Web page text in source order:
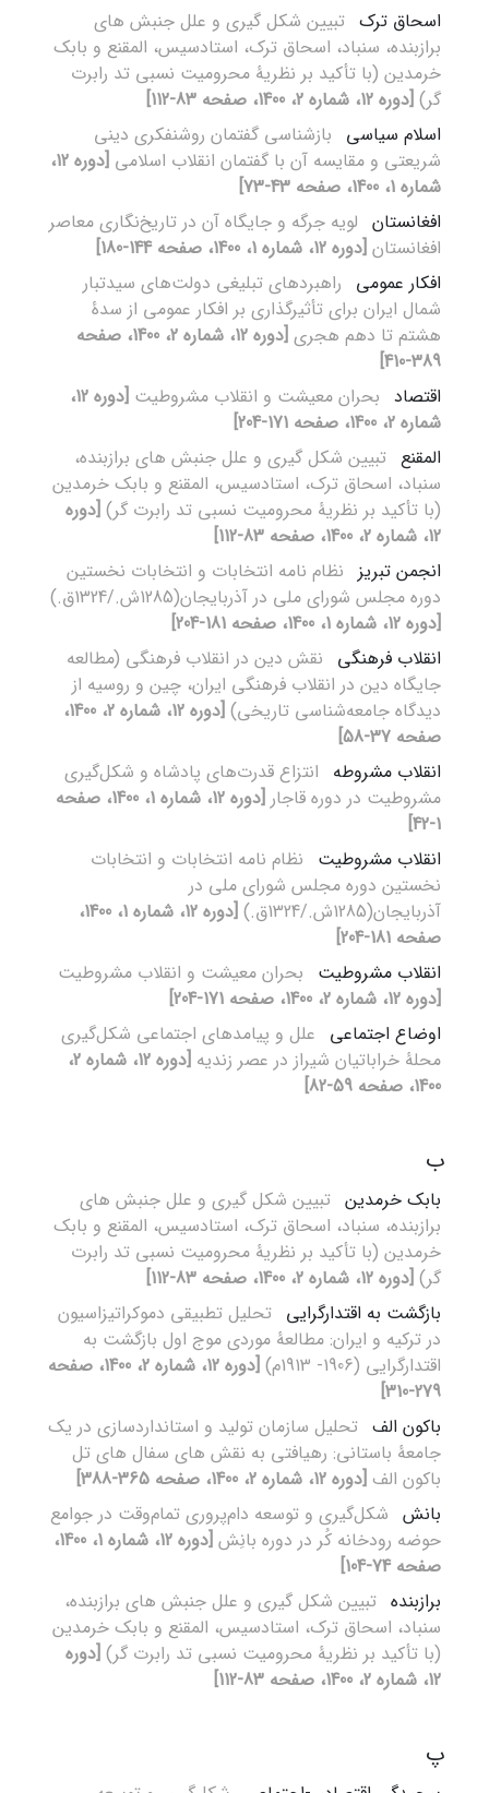
اسحاق ترک تبیین شکل گیری و علل جنبش های
برازبنده، سنباد، اسحاق ترک، استادسیس، المقنع و بابک
خرمدین (با تأکید بر نظریۀ محرومیت نسبی تد رابرت
گر) [دوره 12، شماره 2، 1400، صفحه 83-112]
اسلام سیاسی بازشناسی گفتمان روشنفکری دینی
شریعتی و مقایسه آن با گفتمان انقلاب اسلامی
[دوره 12،
شماره 1، 1400، صفحه 43-73]
افغانستان لویه جرگه‌ و جایگاه آن در تاریخ‌نگاری معاصر
افغانستان [دوره 12، شماره 1، 1400، صفحه 144-180]
افکار عمومی راهبردهای تبلیغی دولت‌های سیدتبار
شمال ایران برای تأثیرگذاری بر افکار عمومی از سدۀ
هشتم تا دهم هجری
[دوره 12، شماره 2، 1400، صفحه
389-410]
اقتصاد بحران معیشت و انقلاب مشروطیت
[دوره 12،
شماره 2، 1400، صفحه 171-204]
المقنع تبیین شکل گیری و علل جنبش های برازبنده،
سنباد، اسحاق ترک، استادسیس، المقنع و بابک خرمدین
(با تأکید بر نظریۀ محرومیت نسبی تد رابرت گر) [دوره
12، شماره 2، 1400، صفحه 83-112]
انجمن تبریز نظام نامه انتخابات و انتخابات نخستین
دوره مجلس شورای ملی در آذربایجان(1285ش./1324ق.)
[دوره 12، شماره 1، 1400، صفحه 181-204]
انقلاب ‌فرهنگی نقش دین در انقلاب فرهنگی (مطالعه
جایگاه دین در انقلاب فرهنگی ایران، چین و روسیه از
دیدگاه جامعه‌شناسی ‌تاریخی)‌
[دوره 12، شماره 2، 1400،
صفحه 37-58]
انقلاب مشروطه انتزاع قدرت‌های پادشاه و شکل‌گیری
مشروطیت در دوره قاجار
[دوره 12، شماره 1، 1400، صفحه
1-42]
انقلاب مشروطیت نظام نامه انتخابات و انتخابات
نخستین دوره مجلس شورای ملی در
آذربایجان(1285ش./1324ق.)
[دوره 12، شماره 1، 1400،
صفحه 181-204]
انقلاب مشروطیت بحران معیشت و انقلاب مشروطیت
[دوره 12، شماره 2، 1400، صفحه 171-204]
اوضاع اجتماعی علل و پیامدهای اجتماعی شکل‌گیری
محلۀ خراباتیان شیراز در عصر زندیه
[دوره 12، شماره 2،
1400، صفحه 59-82]
ب
بابک خرمدین تبیین شکل گیری و علل جنبش های
برازبنده، سنباد، اسحاق ترک، استادسیس، المقنع و بابک
خرمدین (با تأکید بر نظریۀ محرومیت نسبی تد رابرت
گر) [دوره 12، شماره 2، 1400، صفحه 83-112]
بازگشت به اقتدارگرایی تحلیل تطبیقی دموکراتیزاسیون
در ترکیه و ایران: مطالعۀ موردی موج اول بازگشت به
اقتدارگرایی (1906- 1913م)
[دوره 12، شماره 2، 1400، صفحه
279-310]
باکون الف تحلیل سازمان تولید و استانداردسازی در یک
جامعۀ باستانی: رهیافتی به نقش های سفال های تل
باکون الف [دوره 12، شماره 2، 1400، صفحه 365-388]
بانش شکل‌گیری و توسعه دام‌پروری تمام‌وقت در جوامع
حوضه رودخانه کُر در دوره بانِش
[دوره 12، شماره 1، 1400،
صفحه 74-104]
برازبنده تبیین شکل گیری و علل جنبش های برازبنده،
سنباد، اسحاق ترک، استادسیس، المقنع و بابک خرمدین
(با تأکید بر نظریۀ محرومیت نسبی تد رابرت گر) [دوره
12، شماره 2، 1400، صفحه 83-112]
پ